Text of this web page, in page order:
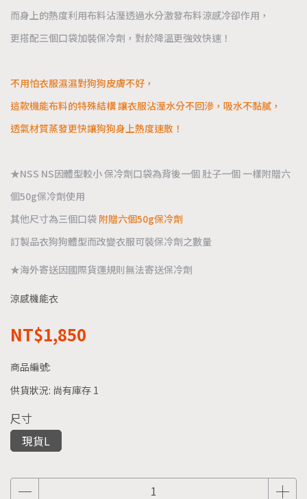
而身上的熱度利用布料沾溼透過水分激發布料涼感冷卻作用，
更搭配三個口袋加裝保冷劑，對於降溫更強效快速！
不用怕衣服濕濕對狗狗皮膚不好，
這款機能布料的特殊結構 讓衣服沾溼水分不回滲，吸水不黏膩，
透氣材質蒸發更快讓狗狗身上熱度速散！
★NSS NS因體型較小 保冷劑口袋為背後一個 肚子一個 一樣附贈六
個50g保冷劑使用
其他尺寸為三個口袋 附贈六個50g保冷劑
訂製品衣狗狗體型而改變衣服可裝保冷劑之數量
★海外寄送因國際貨運規則無法寄送保冷劑
涼感機能衣
NT$1,850
商品編號:
供貨狀況: 尚有庫存 1
尺寸
現貨L